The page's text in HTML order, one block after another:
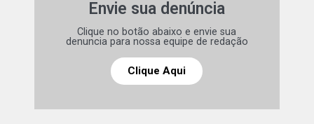
Leia mais: Após denúncia ao 181,
de venda de aves silvestres
Envie sua denúncia
Clique no botão abaixo e envie sua
denuncia para nossa equipe de redação
Clique Aqui